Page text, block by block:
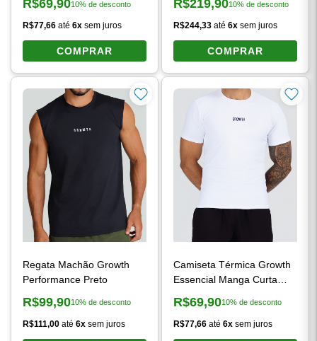
Preço à vista:
R$69,9010% de desconto
R$77,66 até6x sem juros
COMPRAR
Preço à vista:
R$219,9010% de desconto
R$244,33 até 6x sem juros
COMPRAR
Regata Machão Growth
Performance Preto
Preço à vista:
R$99,9010% de desconto
R$111,00 até6x sem juros
Camiseta Térmica Growth
Essencial Manga Curta
Preço à vista:
R$69,9010% de desconto
R$77,66 até 6x sem juros